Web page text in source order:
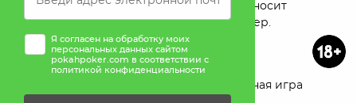
Pokah не проводит игры на деньги. Сайт носит
исключительно информационный характер.
Ответственная игра
Я согласен на обработку моих
персональных данных сайтом
pokahpoker.com в соответствии с
политикой конфиденциальности